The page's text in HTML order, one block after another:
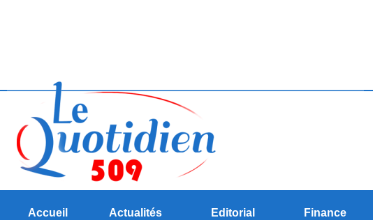
Accueil Actualités Editorial Finance